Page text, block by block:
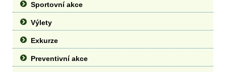
Sportovní akce
Výlety
Exkurze
Preventivní akce